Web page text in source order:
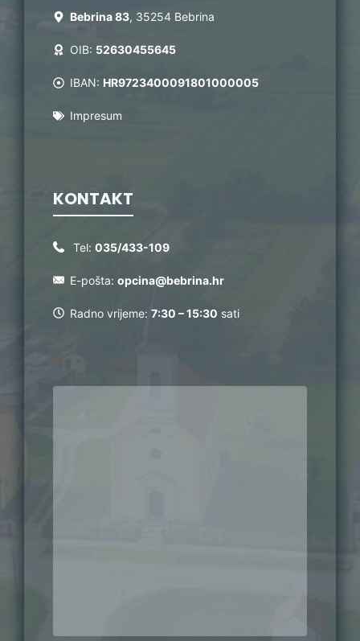
Bebrina 83, 35254 Bebrina
OIB: 52630455645
IBAN: HR9723400091801000005
Impresum
KONTAKT
Tel: 035/433-109
E-pošta: opcina@bebrina.hr
Radno vrijeme: 7:30 – 15:30 sati